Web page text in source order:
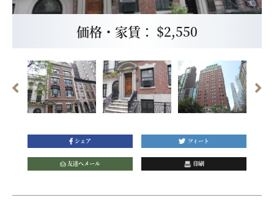
価格・家賃： $2,550
シェア ツィート
友達へメール 印刷